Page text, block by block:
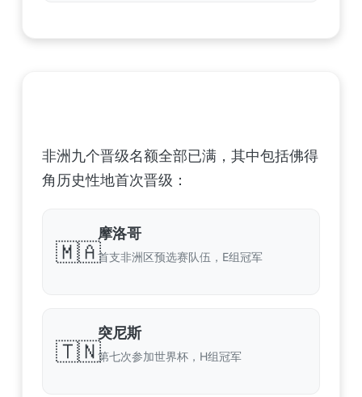
非洲九个晋级名额全部已满，其中包括佛得
角历史性地首次晋级：
🇲🇦
摩洛哥
首支非洲区预选赛队伍，E组冠军
🇹🇳
突尼斯
第七次参加世界杯，H组冠军